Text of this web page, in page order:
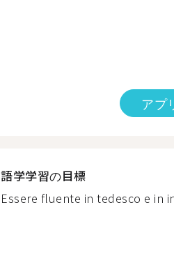
アプ
語学学習の目標
Essere fluente in tedesco e in